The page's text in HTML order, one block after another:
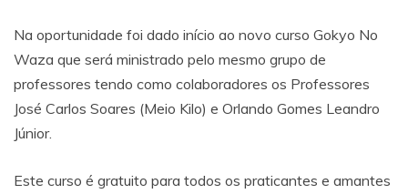
Na oportunidade foi dado início ao novo curso Gokyo No
Waza que será ministrado pelo mesmo grupo de
professores tendo como colaboradores os Professores
José Carlos Soares (Meio Kilo) e Orlando Gomes Leandro
Júnior.
Este curso é gratuito para todos os praticantes e amantes